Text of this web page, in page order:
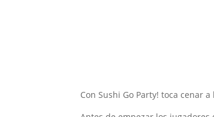
Con Sushi Go Party! toca cenar